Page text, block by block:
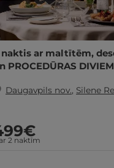
naktis ar maltītēm,
PROCEDŪRAS DIVIEM
Daugavpils nov., Silene
2 naktīm